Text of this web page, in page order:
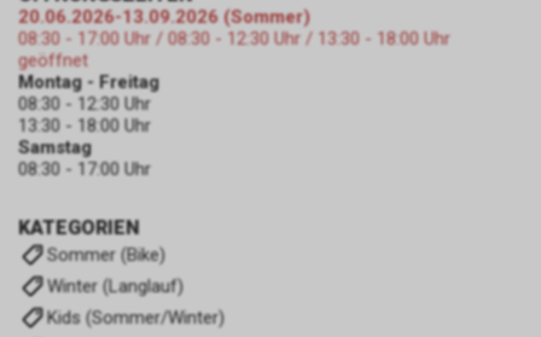
KATEGORIEN
Sommer (Bike)
Winter (Langlauf)
Kids (Sommer/Winter)
20.06.2026-13.09.2026 (Sommer)
08:30 - 17:00 Uhr / 08:30 - 12:30 Uhr / 13:30 - 18:00 Uhr
geöffnet
Montag - Freitag
08:30 - 12:30 Uhr
13:30 - 18:00 Uhr
Samstag
08:30 - 17:00 Uhr